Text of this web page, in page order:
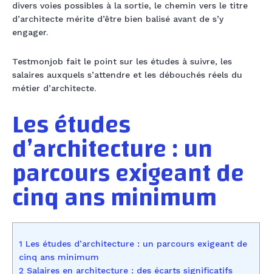
divers voies possibles à la sortie, le chemin vers le titre
d’architecte mérite d’être bien balisé avant de s’y
engager.
Testmonjob fait le point sur les études à suivre, les
salaires auxquels s’attendre et les débouchés réels du
métier d’architecte.
Les études
d’architecture : un
parcours exigeant de
cinq ans minimum
1 Les études d’architecture : un parcours exigeant de
cinq ans minimum
2 Salaires en architecture : des écarts significatifs